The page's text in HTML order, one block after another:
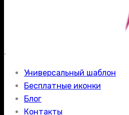
.
Универсальный шаблон
Бесплатные иконки
Блог
Контакты